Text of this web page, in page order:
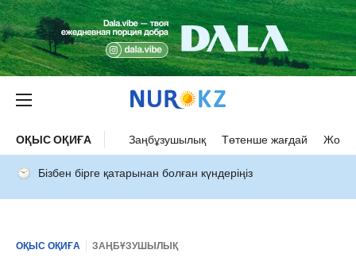
ОҚЫС ОҚИҒА Заңбұзушылық Төтенше жағдай Жол
Бізбен бірге қатарынан болған күндеріңіз
ОҚЫС ОҚИҒА ЗАҢБҰЗУШЫЛЫҚ